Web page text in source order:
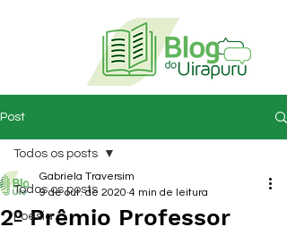
Post
Todos os posts
Poesia
Todos os posts
2º Prêmio Professor
Gabriela Traversim
9 de out. de 2020 4 min de leitura